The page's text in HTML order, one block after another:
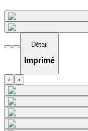
Détail
Imprimé
‹ ›